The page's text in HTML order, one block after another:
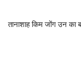
तानाशाह किम जोंग उन का